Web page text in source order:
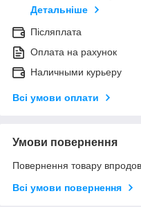
Детальніше
Післяплата
Оплата на рахунок
Наличными курьеру
Всі умови оплати
Умови повернення
Повернення товару
Всі умови повернення